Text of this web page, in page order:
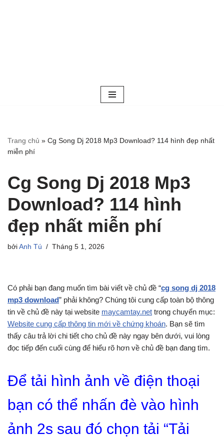
Trang chủ » Cg Song Dj 2018 Mp3 Download? 114 hình đẹp nhất
miễn phí
Cg Song Dj 2018 Mp3
Download? 114 hình
đẹp nhất miễn phí
bởi Anh Tú Tháng 5 1, 2026
Có phải bạn đang muốn tìm bài viết về chủ đề “cg song dj 2018
mp3 download” phải không? Chúng tôi cung cấp toàn bộ thông
tin về chủ đề này tại website maycamtay.net trong chuyển mục:
Website cung cấp thông tin mới về chứng khoán. Bạn sẽ tìm
thấy câu trả lời chi tiết cho chủ đề này ngay bên dưới, vui lòng
đọc tiếp đến cuối cùng để hiểu rõ hơn về chủ đề bạn đang tìm.
Để tải hình ảnh về điện thoại
bạn có thể nhấn đè vào hình
ảnh 2s sau đó chọn tải “Tải